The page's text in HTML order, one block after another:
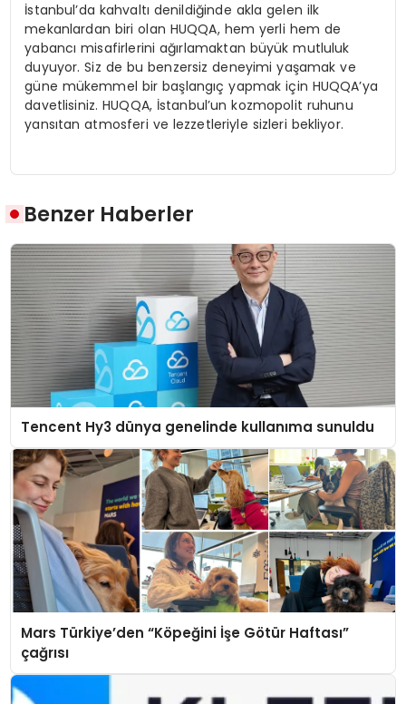
İstanbul’da kahvaltı denildiğinde akla gelen ilk
mekanlardan biri olan HUQQA, hem yerli hem de
yabancı misafirlerini ağırlamaktan büyük mutluluk
duyuyor. Siz de bu benzersiz deneyimi yaşamak ve
güne mükemmel bir başlangıç yapmak için HUQQA’ya
davetlisiniz. HUQQA, İstanbul’un kozmopolit ruhunu
yansıtan atmosferi ve lezzetleriyle sizleri bekliyor.
Benzer Haberler
Tencent Hy3 dünya genelinde kullanıma sunuldu
Mars Türkiye’den “Köpeğini İşe Götür Haftası”
çağrısı